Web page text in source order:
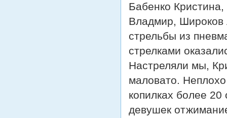
Бабенко
Владмир, Широков
стрельбы из
стрелками
Настреляли мы,
маловато.
копилках более
девушек